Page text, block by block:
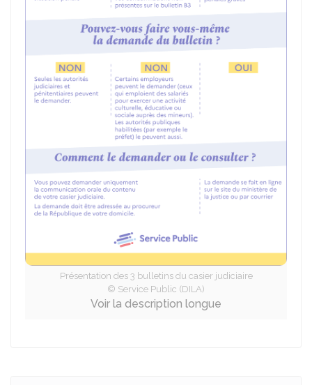
Présentation des 3 bulletins du casier judiciaire
© Service Public (DILA)
Voir la description longue